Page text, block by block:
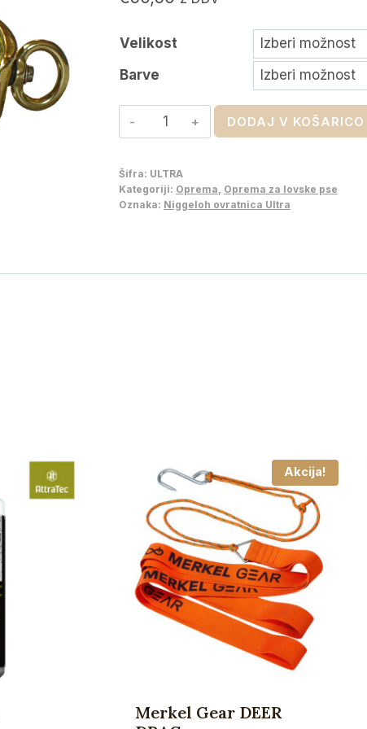
Velikost
Barve
Niggeloh
ovratnica
količina
DODAJ V KOŠARICO
Šifra: ULTRA
Kategoriji: Oprema, Oprema za lovske pse
Oznaka: Niggeloh ovratnica Ultra
Akcija!
Merkel Gear DEER